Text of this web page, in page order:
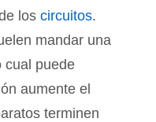
los circuitos.
mandar una
cual puede
aumente el
terminen